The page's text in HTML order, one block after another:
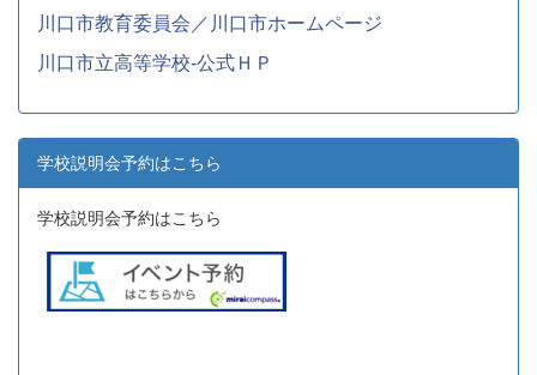
川口市教育委員会／川口市ホームページ
川口市立高等学校-公式ＨＰ
学校説明会予約はこちら
学校説明会予約はこちら